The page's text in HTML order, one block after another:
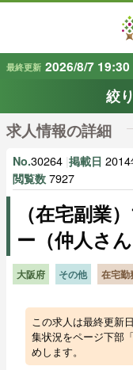
最終更新 2026/8/7 19:30
絞
地域で探す
雇用形態で探す
キーワード で探す
求人情報の詳細
No.30264 掲載日 2014
閲覧数 7927
（在宅副業
ー（仲人さ
大阪府 その他 在宅勤
この求人は最終更新
集状況をページ下部「
めします。